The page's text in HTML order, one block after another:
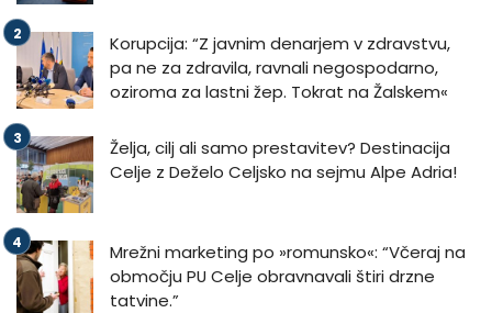
Korupcija: “Z javnim denarjem v zdravstvu,
pa ne za zdravila, ravnali negospodarno,
oziroma za lastni žep. Tokrat na Žalskem«
Želja, cilj ali samo prestavitev? Destinacija
Celje z Deželo Celjsko na sejmu Alpe Adria!
Mrežni marketing po »romunsko«: “Včeraj na
območju PU Celje obravnavali štiri drzne
tatvine.”